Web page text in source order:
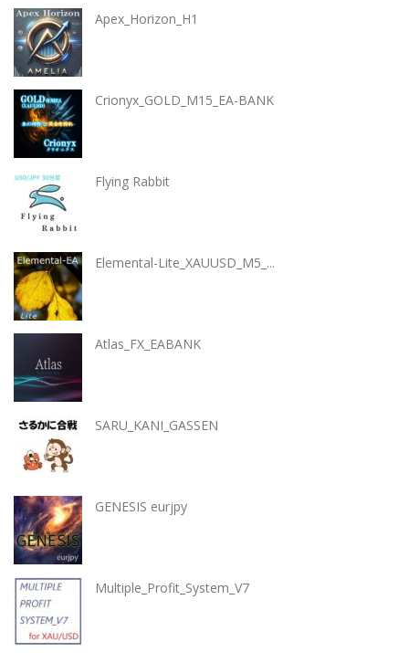
Apex_Horizon_H1
Crionyx_GOLD_M15_EA-BANK
Flying Rabbit
Elemental-Lite_XAUUSD_M5_...
Atlas_FX_EABANK
SARU_KANI_GASSEN
GENESIS eurjpy
Multiple_Profit_System_V7